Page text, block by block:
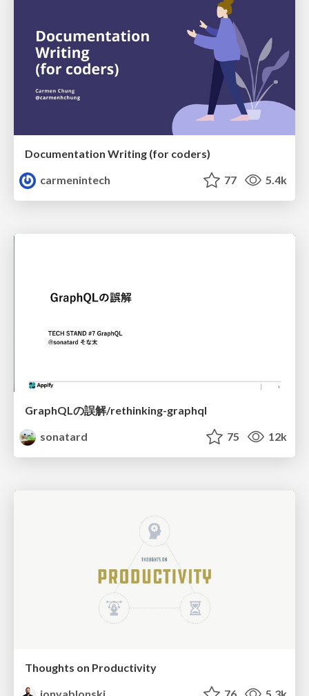
Documentation Writing (for coders)
carmenintech
77 5.4k
GraphQLの誤解/rethinking-graphql
sonatard
75 12k
Thoughts on Productivity
jonyablonski
76 5.3k